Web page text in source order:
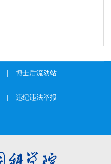
博士后流动站
违纪违法举报